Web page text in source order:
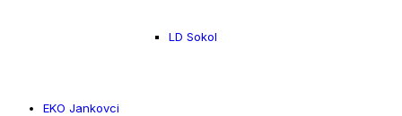
LD Sokol
EKO Jankovci